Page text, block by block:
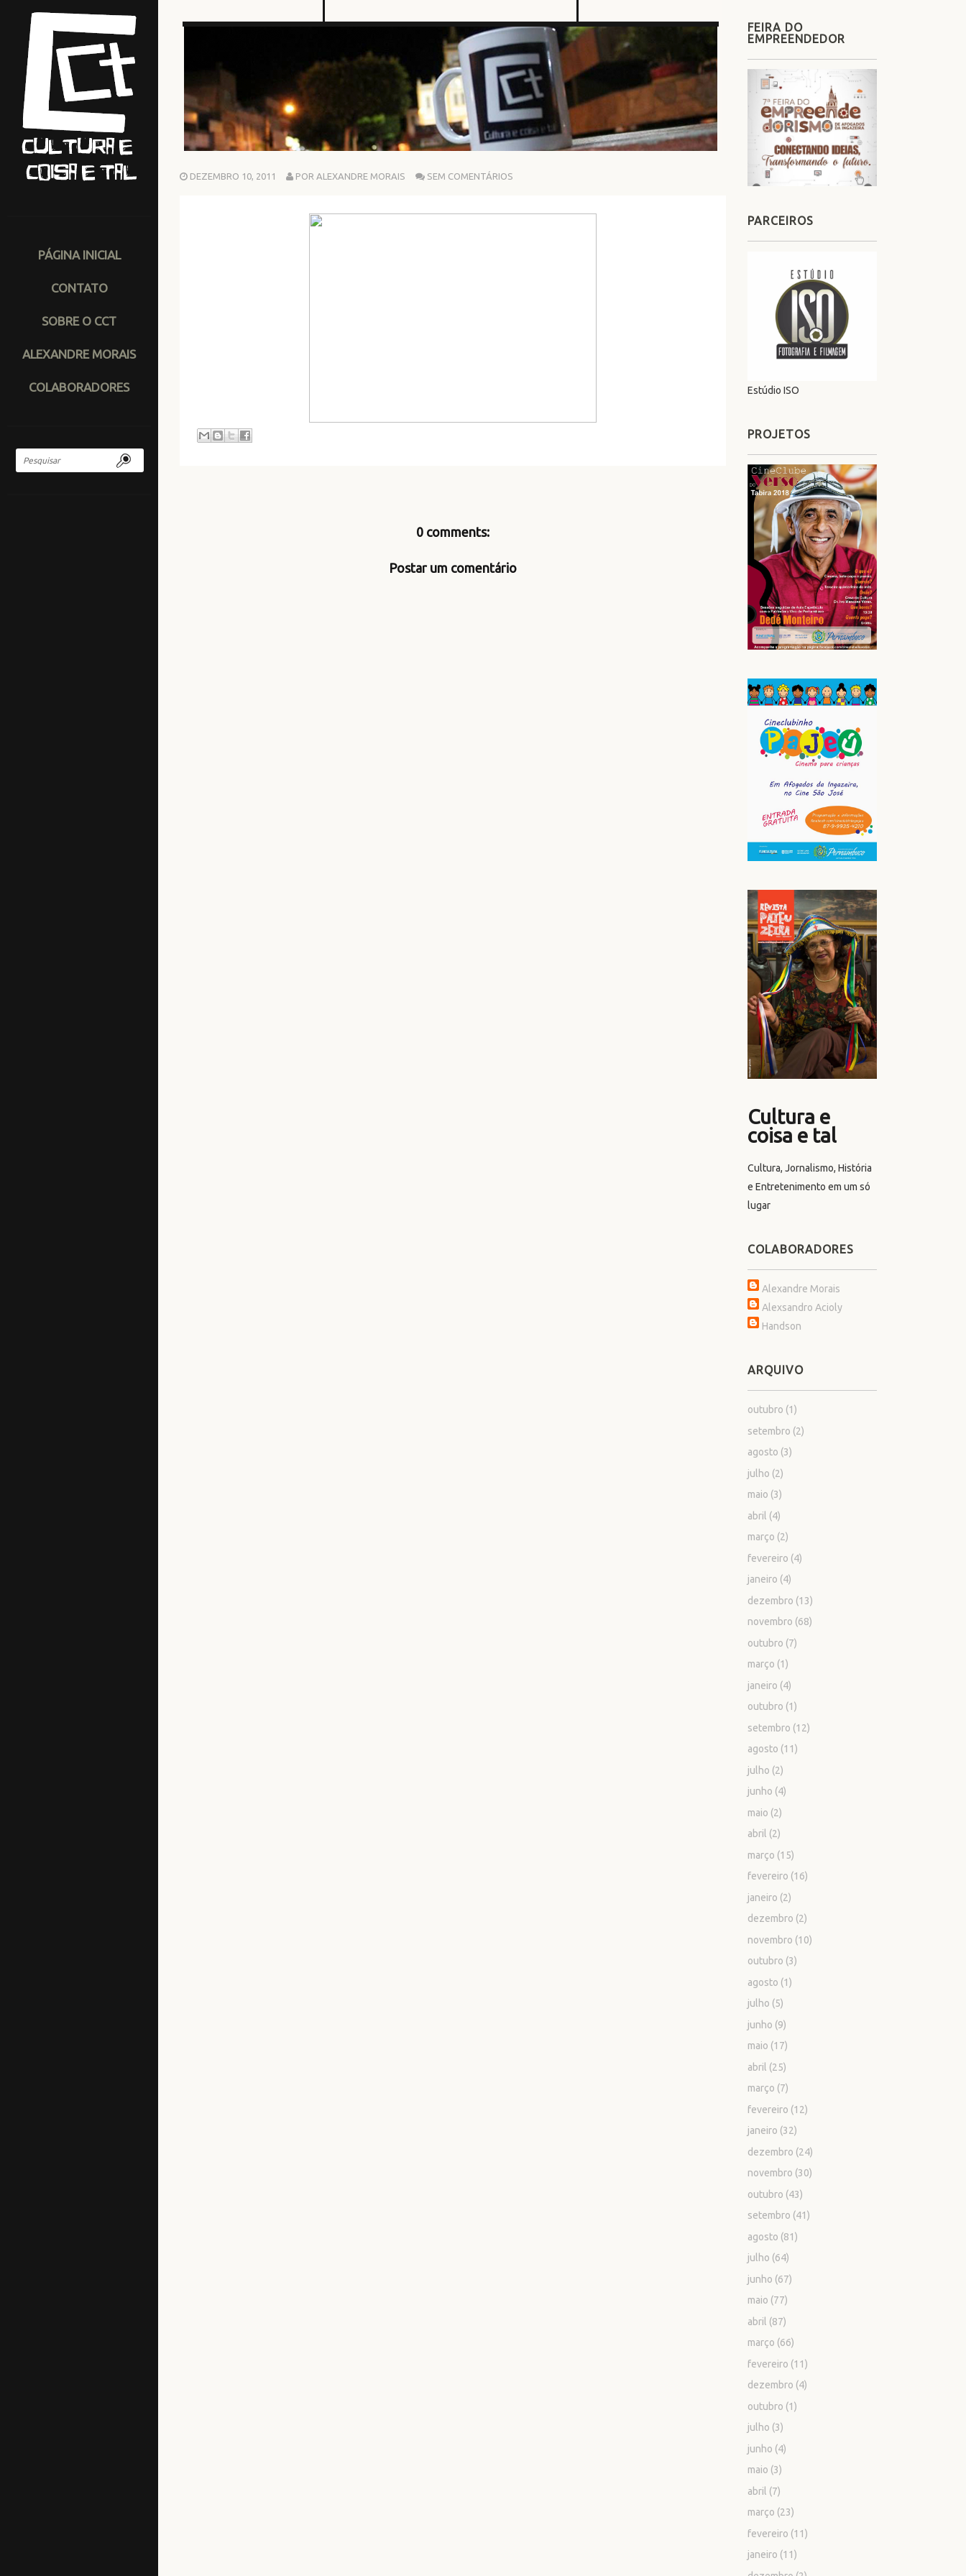
PÁGINA INICIAL
CONTATO
SOBRE O CCT
ALEXANDRE MORAIS
COLABORADORES
DEZEMBRO 10, 2011 POR ALEXANDRE MORAIS SEM COMENTÁRIOS
0 comments:
Postar um comentário
FEIRA DO
EMPREENDEDOR
PARCEIROS
Estúdio ISO
PROJETOS
Cultura e
coisa e tal
Cultura, Jornalismo, História
e Entretenimento em um só
lugar
COLABORADORES
Alexandre Morais
Alexsandro Acioly
Handson
ARQUIVO
outubro (1)
setembro (2)
agosto (3)
julho (2)
maio (3)
abril (4)
março (2)
fevereiro (4)
janeiro (4)
dezembro (13)
novembro (68)
outubro (7)
março (1)
janeiro (4)
outubro (1)
setembro (12)
agosto (11)
julho (2)
junho (4)
maio (2)
abril (2)
março (15)
fevereiro (16)
janeiro (2)
dezembro (2)
novembro (10)
outubro (3)
agosto (1)
julho (5)
junho (9)
maio (17)
abril (25)
março (7)
fevereiro (12)
janeiro (32)
dezembro (24)
novembro (30)
outubro (43)
setembro (41)
agosto (81)
julho (64)
junho (67)
maio (77)
abril (87)
março (66)
fevereiro (11)
dezembro (4)
outubro (1)
julho (3)
junho (4)
maio (3)
abril (7)
março (23)
fevereiro (11)
janeiro (11)